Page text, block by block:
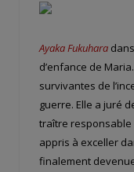
Ayaka Fukuhara
d’enfance de
survivantes de
guerre. Elle a juré
traître responsable
appris à exceller
finalement